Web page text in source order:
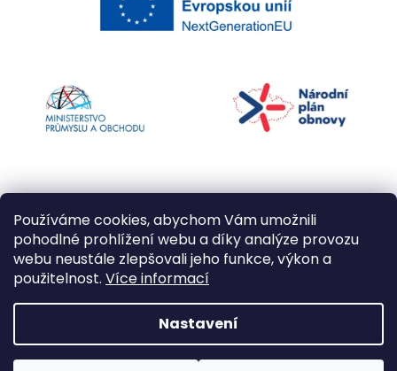
Používáme cookies, abychom Vám umožnili
pohodlné prohlížení webu a díky analýze provozu
webu neustále zlepšovali jeho funkce, výkon a
použitelnost. Více informací
Nastavení
Vytvořil Shoptet
Copyright 2026Kapří kuličky. Všechna práva